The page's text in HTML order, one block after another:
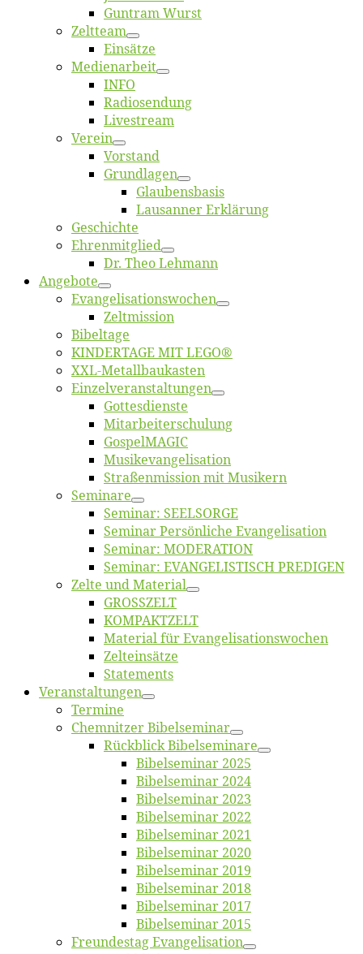
Gun­tram Wurst
Zelt­team
Ein­sät­ze
Me­di­en­ar­beit
INFO
Ra­dio­sen­dung
Live­stream
Ver­ein
Vor­stand
Grund­la­gen
Glaubens­ba­sis
Lausan­ner Erklärung
Ge­schich­te
Eh­ren­mit­glied
Dr. Theo Lehmann
An­ge­bo­te
Evangelisa­tions­wo­chen
Zelt­mis­si­on
Bi­bel­ta­ge
KINDERTAGE MIT LEGO®
XXL-Me­­tal­l­­bau­­kas­­ten
Einzelver­an­stal­tungen
Got­tes­diens­te
Mitarbeiter­schulung
Gos­pel­MA­GIC
Musikevan­ge­li­sa­tion
Straßenmis­sion mit Musikern
Se­mi­na­re
Se­mi­nar: SEELSORGE
Se­mi­nar Per­sön­li­che Evangelisation
Se­mi­nar: MODERATION
Se­mi­nar: EVANGELISTISCH PREDIGEN
Zel­te und Material
GROSSZELT
KOMPAKTZELT
Ma­te­ri­al für Evangelisationswochen
Zelt­ein­sät­ze
State­ments
Ver­an­stal­tun­gen
Ter­mi­ne
Chemnit­zer Bibelseminar
Rück­blick Bibelseminare
Bi­bel­se­mi­nar 2025
Bi­bel­se­mi­nar 2024
Bi­bel­se­mi­nar 2023
Bi­bel­se­mi­nar 2022
Bi­bel­se­mi­nar 2021
Bi­bel­se­mi­nar 2020
Bi­bel­se­mi­nar 2019
Bi­bel­se­mi­nar 2018
Bibelsemi­nar 2017
Bibelsemi­nar 2015
Freun­des­tag Evangelisation